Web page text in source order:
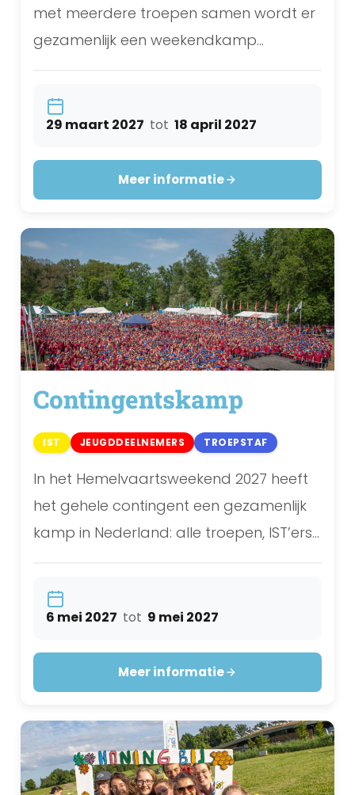
met meerdere troepen samen wordt er
gezamenlijk een weekendkamp
in de genoemde periode. De troepstaf
zal de exacte datum en planning van
29 maart 2027 tot 18 april 2027
Meer informatie
Contingentskamp
IST JEUGDDEELNEMERS TROEPSTAF
In het Hemelvaartsweekend 2027 heeft
het gehele contingent een gezamenlijk
kamp in Nederland: alle troepen, IST’ers
6 mei 2027 tot 9 mei 2027
Meer informatie